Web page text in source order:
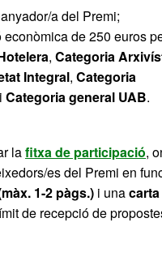
a del Premi;
de 250 euros
, Categoria
Integral, Categoria
i Categoria general UAB.
lafitxa de participació,
es del Premi en
1-2 pàgs.) i una
de recepció de